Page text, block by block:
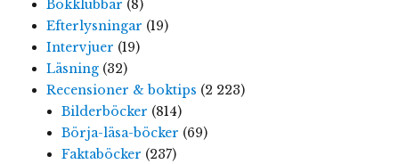
Bokklubbar (8)
Efterlysningar (19)
Intervjuer (19)
Läsning(32)
Recensioner & boktips (2 223)
Bilderböcker (814)
Börja-läsa-böcker (69)
Faktaböcker (237)